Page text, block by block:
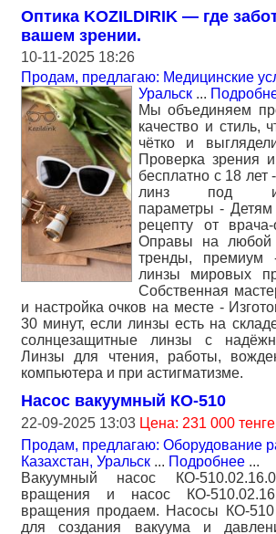
Оптика KOZILDIRIK — где
вашем зрении.
10-11-2025 18:26
Продам, предлагаю: Медицинские
Уральск ...
Мы объединяем
качество и стиль,
чётко и
Проверка зрения
бесплатно с 18 лет
линз под
параметры -
рецепту от
Оправы на любой
тренды, премиум
линзы мировых
Собственная
и настройка очков на месте -
30 минут, если линзы есть на
солнцезащитные линзы с
Линзы для чтения, работы,
компьютера и при астигматизме.
Насос вакуумный КО-510
22-09-2025 13:03 Цена: 231 000 тенге
Продам, предлагаю: Оборудование
Казахстан, Уральск ... Подробнее ...
Вакуумный насос КО-
вращения и насос КО-
вращения продаем. Насосы КО-510
для создания вакуума и